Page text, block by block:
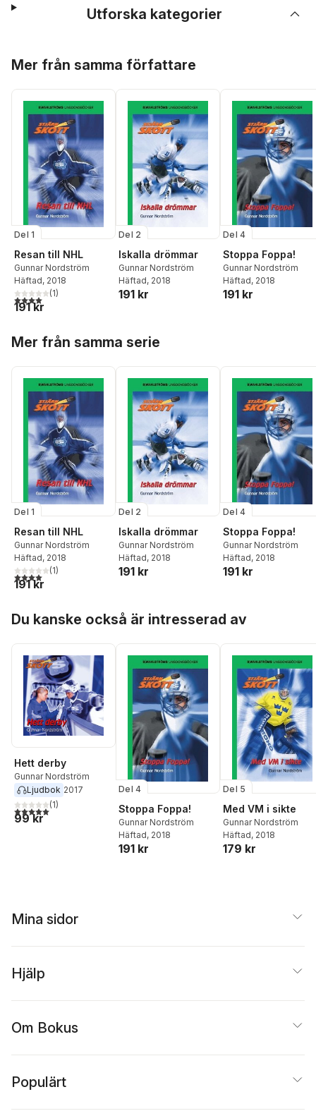
Utforska kategorier
Mer från samma författare
Del 1
Resan till NHL
Gunnar Nordström
Häftad, 2018
4,0utav 5 stjärnor. Totalt antal röster:
(1)
191 kr
Del 2
Iskalla drömmar
Gunnar Nordström
Häftad, 2018
191 kr
Del 4
Stoppa Foppa!
Gunnar Nordström
Häftad, 2018
191 kr
Mer från samma serie
Del 1
Resan till NHL
Gunnar Nordström
Häftad, 2018
4,0utav 5 stjärnor. Totalt antal röster:
(1)
191 kr
Del 2
Iskalla drömmar
Gunnar Nordström
Häftad, 2018
191 kr
Del 4
Stoppa Foppa!
Gunnar Nordström
Häftad, 2018
191 kr
Du kanske också är intresserad av
Hett derby
Gunnar Nordström
Ljudbok 2017
5,0utav 5 stjärnor. Totalt antal röster:
(1)
99 kr
Del 4
Stoppa Foppa!
Gunnar Nordström
Häftad, 2018
191 kr
Del 5
Med VM i sikte
Gunnar Nordström
Häftad, 2018
179 kr
Mina sidor
Hjälp
Om Bokus
Populärt